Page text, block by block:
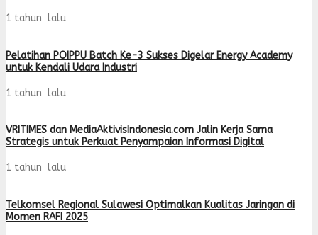
1 tahun lalu
Pelatihan POIPPU Batch Ke-3 Sukses Digelar Energy Academy
untuk Kendali Udara Industri
1 tahun lalu
VRITIMES dan MediaAktivisIndonesia.com Jalin Kerja Sama
Strategis untuk Perkuat Penyampaian Informasi Digital
1 tahun lalu
Telkomsel Regional Sulawesi Optimalkan Kualitas Jaringan di
Momen RAFI 2025